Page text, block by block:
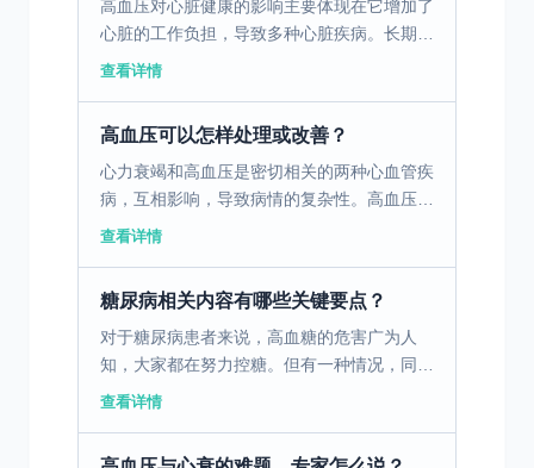
高血压对心脏健康的影响主要体现在它增加了
心脏的工作负担，导致多种心脏疾病。长期的
高血压会使得心脏必须更加努力地泵血，从而
查看详情
高血压可以怎样处理或改善？
心力衰竭和高血压是密切相关的两种心血管疾
病，互相影响，导致病情的复杂性。高血压是
心力衰竭的主要诱因之一，长期的高血压会增
查看详情
糖尿病相关内容有哪些关键要点？
对于糖尿病患者来说，高血糖的危害广为人
知，大家都在努力控糖。但有一种情况，同样
凶险，却容易被忽视，那就是低血糖。糖尿病
查看详情